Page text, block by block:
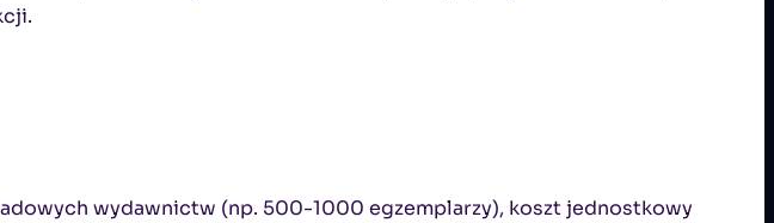
wydawnictw (np. 500-1000 egzemplarzy), koszt jednostkowy